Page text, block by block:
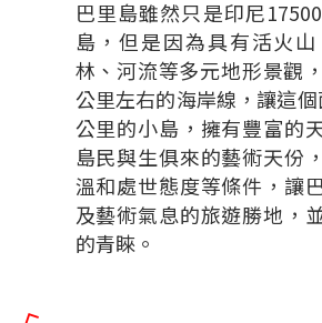
巴里島雖然只是印尼
島，但是因為具有活火
林、河流等多元地形景觀
公里左右的海岸線，讓這
公里的小島，擁有豐富的
島民與生俱來的藝術天份
溫和處世態度等條件，讓
及藝術氣息的旅遊勝地，
的青睞。